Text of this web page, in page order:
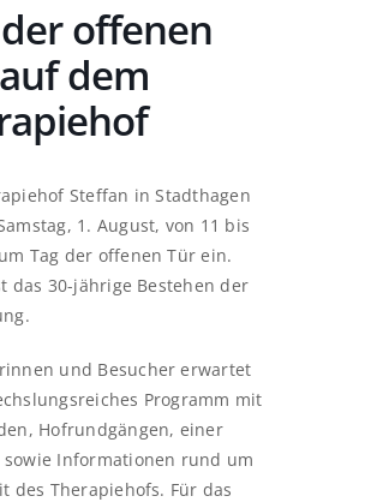
offenen
dem
Steffan in Stadthagen
1. August, von 11 bis
Tag der offenen Tür ein.
das 30-jährige Bestehen der
und Besucher erwartet
Programm mit
Hofrundgängen, einer
sowie Informationen rund um
des Therapiehofs. Für das